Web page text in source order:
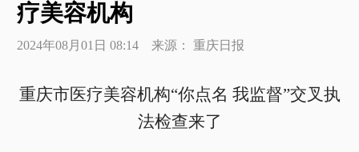
疗美容机构
2024年08月01日 08:14 来源： 重庆日报
重庆市医疗美容机构“你点名 我监督”交叉执
法检查来了